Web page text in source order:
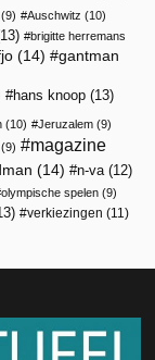
(9) Auschwitz (10)
brigitte herremans
(14) gantman
hans knoop (13)
(10) Jeruzalem (9)
(9)
magazine
(14) n-va (12)
olympische spelen (9)
verkiezingen (11)